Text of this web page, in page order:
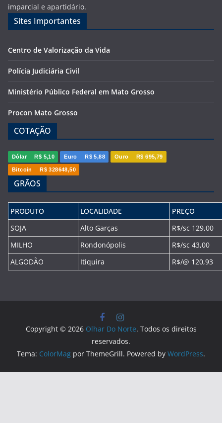
imparcial e apartidário.
Sites Importantes
Centro de Valorização da Vida
Polícia Judiciária Civil
Ministério Público Federal em Mato Grosso
Procon Mato Grosso
COTAÇÃO
Dólar R$ 5,10 Euro R$ 5,88 Ouro R$ 695,79
Bitcoin R$ 328648,50
GRÃOS
PRODUTO LOCALIDADE
PREÇO
SOJA
Alto Garças
R$/sc 129,00
MILHO
Rondonópolis
R$/sc 43,00
ALGODÃO
Itiquira R$/@ 120,93
Copyright © 2026 Olhar Do Norte. Todos os direitos
reservados.
Tema: ColorMag por ThemeGrill. Powered by WordPress.